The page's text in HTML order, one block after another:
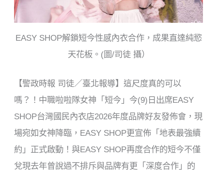
EASY SHOP解鎖短今性感內衣合作，成果直達純慾
天花板。(圖/司徒 攝）
【警政時報 司徒／臺北報導】這尺度真的可以
嗎？！中職啦啦隊女神「短今」今(9)日出席EASY
SHOP台灣國民內衣店2026年度品牌好友發佈會，現
場宛如女神降臨，EASY SHOP更宣佈「地表最強續
約」正式啟動！與EASY SHOP再度合作的短今不僅
兌現去年曾說過不排斥與品牌有更「深度合作」的